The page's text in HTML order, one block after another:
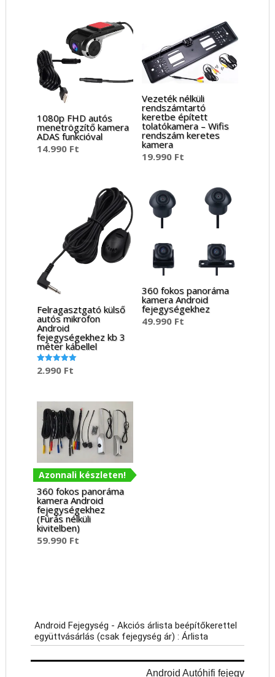
1080p FHD autós
menetrögzítő kamera
ADAS funkcióval
14.990 Ft
Vezeték nélküli
rendszámtartó
keretbe épített
tolatókamera – Wifis
rendszám keretes
kamera
19.990 Ft
Felragasztgató külső
autós mikrofon
Android
fejegységekhez kb 3
méter kábellel
Értékelés:
5.00
2.990 Ft
360 fokos panoráma
kamera Android
fejegységekhez
49.990 Ft
Azonnali készleten!
360 fokos panoráma
kamera Android
fejegységekhez
(Fúrás nélküli
kivitelben)
59.990 Ft